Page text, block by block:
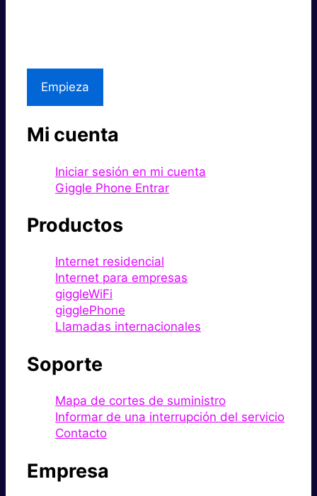
Empieza
Mi cuenta
Iniciar sesión en mi cuenta
Giggle Phone Entrar
Productos
Internet residencial
Internet para empresas
giggleWiFi
gigglePhone
Llamadas internacionales
Soporte
Mapa de cortes de suministro
Informar de una interrupción del servicio
Contacto
Empresa